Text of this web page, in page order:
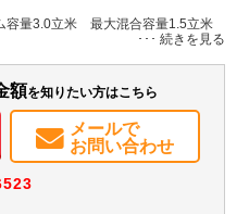
量3.0立米 最大混合容量1.5立米
額を知りたい方はこちら
メールで
お問い合わせ